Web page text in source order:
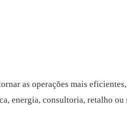
as operações mais
energia, consultoria, retalho ou